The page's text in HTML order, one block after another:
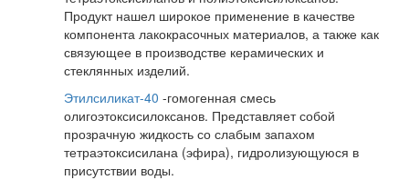
Продукт нашел широкое применение в качестве
компонента лакокрасочных материалов, а также как
связующее в производстве керамических и
стеклянных изделий.
Этилсиликат-40 -гомогенная смесь
олигоэтоксисилоксанов. Представляет собой
прозрачную жидкость со слабым запахом
тетраэтоксисилана (эфира), гидролизующуюся в
присутствии воды.